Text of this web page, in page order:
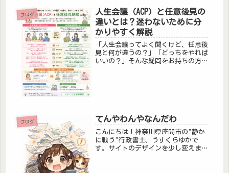
した自...
ブログ
人生会議（ACP）と任意後見の
違いとは？迷わないために分
かりやすく解説
「人生会議ってよく聞くけど、任意後
見と何が違うの？」「どっちをやれば
いいの？」そんな疑問をお持ちの方も
ブログ てんやわんやなんだわ
こんにちは！神奈川県座間市の"静か
に戦う"行政書士、うすくらゆかで
す。サイトのデザインを少し変えまし